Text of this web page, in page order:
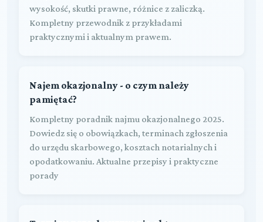
wysokość, skutki prawne, różnice z zaliczką.
Kompletny przewodnik z przykładami
praktycznymi i aktualnym prawem.
Najem okazjonalny - o czym należy
pamiętać?
Kompletny poradnik najmu okazjonalnego 2025.
Dowiedz się o obowiązkach, terminach zgłoszenia
do urzędu skarbowego, kosztach notarialnych i
opodatkowaniu. Aktualne przepisy i praktyczne
porady